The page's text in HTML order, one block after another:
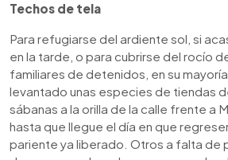
Techos de tela
Para refugiarse del ardiente sol, si
en la tarde, o para cubrirse del rocío
familiares de detenidos, en su
levantado unas especies de tiendas
sábanas a la orilla de la calle frente a
hasta que llegue el día en que
pariente ya liberado. Otros a falta de